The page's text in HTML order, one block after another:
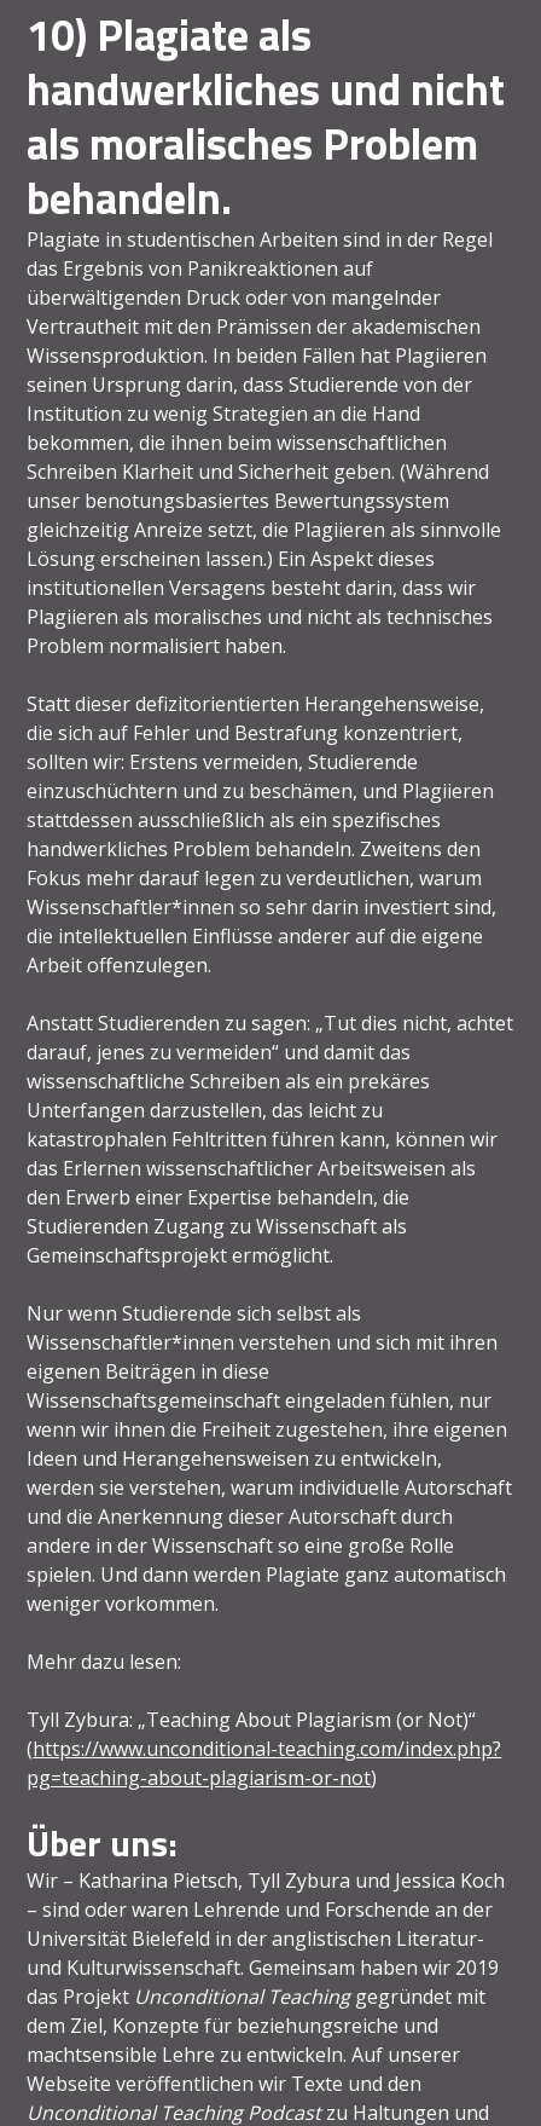
10) Plagiate als
handwerkliches und nicht
als moralisches Problem
behandeln.
Plagiate in studentischen Arbeiten sind in der Regel
das Ergebnis von Panikreaktionen auf
überwältigenden Druck oder von mangelnder
Vertrautheit mit den Prämissen der akademischen
Wissensproduktion. In beiden Fällen hat Plagiieren
seinen Ursprung darin, dass Studierende von der
Institution zu wenig Strategien an die Hand
bekommen, die ihnen beim wissenschaftlichen
Schreiben Klarheit und Sicherheit geben. (Während
unser benotungsbasiertes Bewertungssystem
gleichzeitig Anreize setzt, die Plagiieren als sinnvolle
Lösung erscheinen lassen.) Ein Aspekt dieses
institutionellen Versagens besteht darin, dass wir
Plagiieren als moralisches und nicht als technisches
Problem normalisiert haben.
Statt dieser defizitorientierten Herangehensweise,
die sich auf Fehler und Bestrafung konzentriert,
sollten wir: Erstens vermeiden, Studierende
einzuschüchtern und zu beschämen, und Plagiieren
stattdessen ausschließlich als ein spezifisches
handwerkliches Problem behandeln. Zweitens den
Fokus mehr darauf legen zu verdeutlichen, warum
Wissenschaftler*innen so sehr darin investiert sind,
die intellektuellen Einflüsse anderer auf die eigene
Arbeit offenzulegen.
Anstatt Studierenden zu sagen: „Tut dies nicht, achtet
darauf, jenes zu vermeiden“ und damit das
wissenschaftliche Schreiben als ein prekäres
Unterfangen darzustellen, das leicht zu
katastrophalen Fehltritten führen kann, können wir
das Erlernen wissenschaftlicher Arbeitsweisen als
den Erwerb einer Expertise behandeln, die
Studierenden Zugang zu Wissenschaft als
Gemeinschaftsprojekt ermöglicht.
Nur wenn Studierende sich selbst als
Wissenschaftler*innen verstehen und sich mit ihren
eigenen Beiträgen in diese
Wissenschaftsgemeinschaft eingeladen fühlen, nur
wenn wir ihnen die Freiheit zugestehen, ihre eigenen
Ideen und Herangehensweisen zu entwickeln,
werden sie verstehen, warum individuelle Autorschaft
und die Anerkennung dieser Autorschaft durch
andere in der Wissenschaft so eine große Rolle
spielen. Und dann werden Plagiate ganz automatisch
weniger vorkommen.
Mehr dazu lesen:
Tyll Zybura: „Teaching About Plagiarism (or Not)“
(https://www.unconditional-teaching.com/index.php?
pg=teaching-about-plagiarism-or-not)
Über uns:
Wir – Katharina Pietsch, Tyll Zybura und Jessica Koch
– sind oder waren Lehrende und Forschende an der
Universität Bielefeld in der anglistischen Literatur-
und Kulturwissenschaft. Gemeinsam haben wir 2019
das Projekt Unconditional Teachinggegründet mit
dem Ziel, Konzepte für beziehungsreiche und
machtsensible Lehre zu entwickeln. Auf unserer
Webseite veröffentlichen wir Texte und den
Unconditional Teaching Podcastzu Haltungen und